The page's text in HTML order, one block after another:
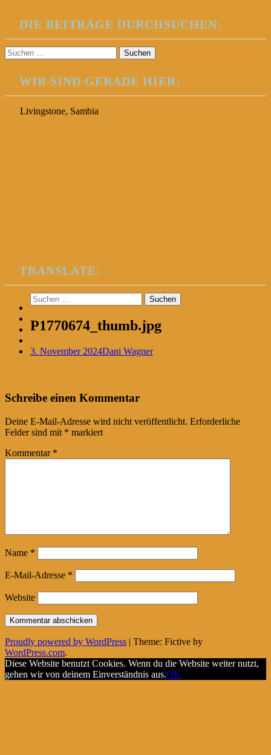
DIE BEITRÄGE DURCHSUCHEN:
Suchen
nach:
WIR SIND GERADE HIER:
Livingstone, Sambia
TRANSLATE:
Suchen
nach:
P1770674_thumb.jpg
3. November 2024Dani Wagner
Post
navigation
←
Schreibe einen Kommentar
Deine E-Mail-Adresse wird nicht veröffentlicht. Erforderliche
Felder sind mit * markiert
Kommentar *
Name *
E-Mail-Adresse *
Website
Proudly powered by WordPress | Theme: Fictive by
WordPress.com.
Diese Website benutzt Cookies. Wenn du die Website weiter nutzt,
gehen wir von deinem Einverständnis aus.OK